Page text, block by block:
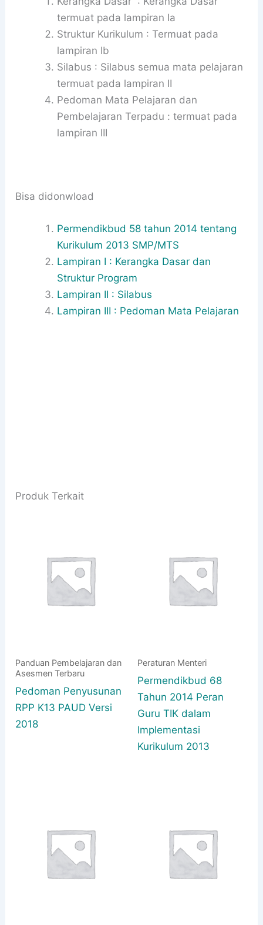
termuat pada lampiran Ia
Struktur Kurikulum : Termuat pada
lampiran Ib
Silabus : Silabus semua mata pelajaran
termuat pada lampiran II
Pedoman Mata Pelajaran dan
Pembelajaran Terpadu : termuat pada
lampiran III
Bisa didonwload
Permendikbud 58 tahun 2014 tentang
Kurikulum 2013 SMP/MTS
Lampiran I : Kerangka Dasar dan
Struktur Program
Lampiran II : Silabus
Lampiran III : Pedoman Mata Pelajaran
Produk Terkait
Panduan Pembelajaran dan
Asesmen Terbaru
Pedoman Penyusunan
RPP K13 PAUD Versi
2018
Peraturan Menteri
Permendikbud 68
Tahun 2014 Peran
Guru TIK dalam
Implementasi
Kurikulum 2013